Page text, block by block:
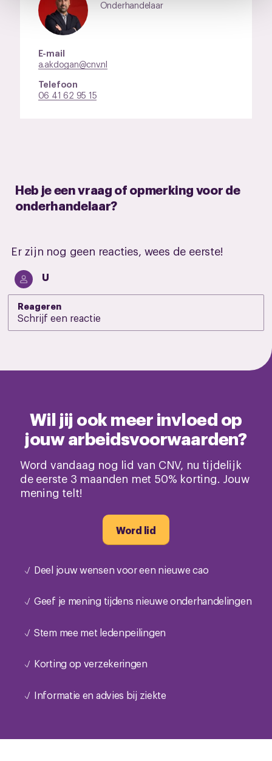
pagina.
Onderhandelaar
E-mail
a.akdogan@cnv.nl
Telefoon
06 41 62 95 15
Heb je een vraag of opmerking voor de
onderhandelaar?
Er zijn nog geen reacties, wees de eerste!
U
Reageren
Wil jij ook meer invloed op
jouw arbeidsvoorwaarden?
Word vandaag nog lid van CNV, nu tijdelijk
de eerste 3 maanden met 50% korting. Jouw
mening telt!
Word lid
Deel jouw wensen voor een nieuwe cao
Geef je mening tijdens nieuwe onderhandelingen
Stem mee met ledenpeilingen
Korting op verzekeringen
Informatie en advies bij ziekte